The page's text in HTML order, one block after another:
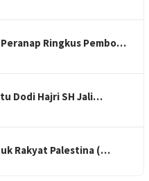
Ringkus Pembo…
Dodi Hajri SH Jali…
Rakyat Palestina (…